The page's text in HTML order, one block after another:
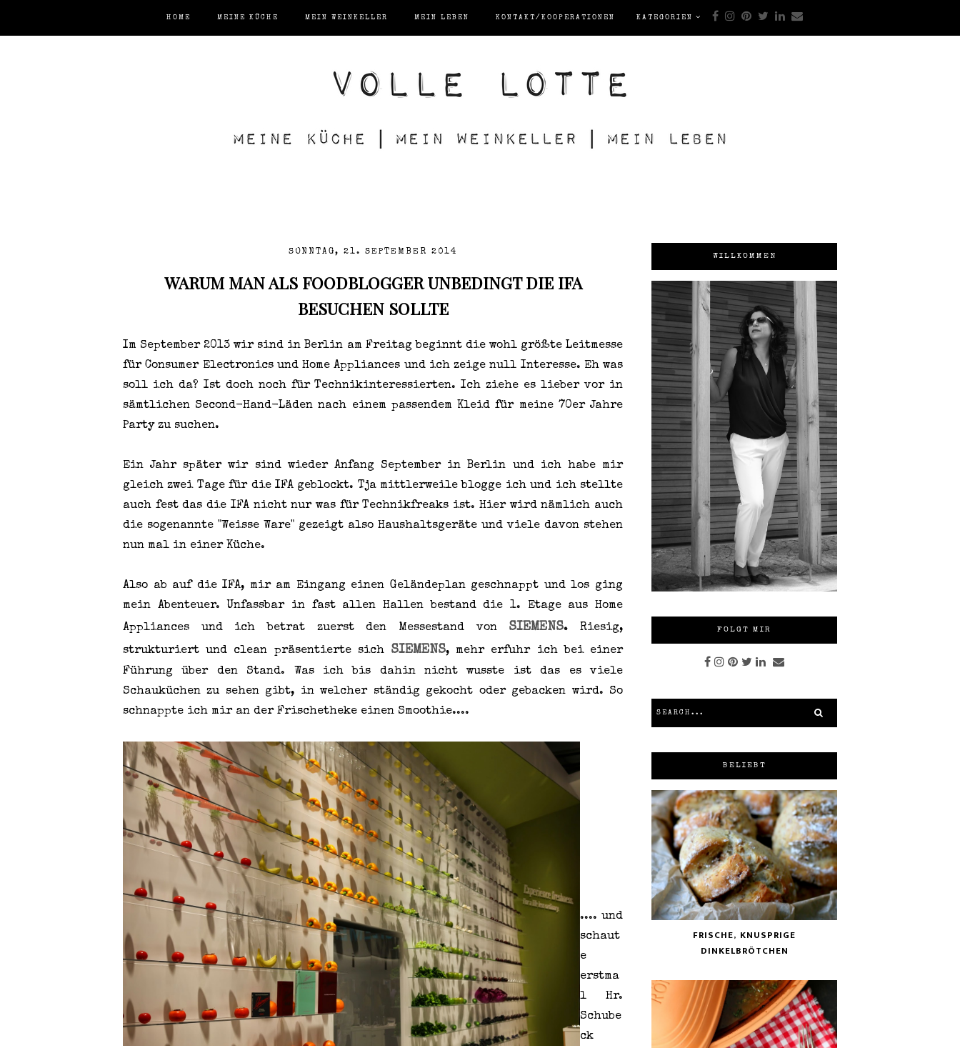
HOME MEINE KÜCHE MEIN WEINKELLER MEIN LEBEN KONTAKT/KOOPERATIONEN KATEGORIEN
SONNTAG, 21. SEPTEMBER 2014
WARUM MAN ALS FOODBLOGGER UNBEDINGT DIE IFA
BESUCHEN SOLLTE
Im September 2013 wir sind in Berlin am Freitag beginnt die wohl größte Leitmesse
für Consumer Electronics und Home Appliances und ich zeige null Interesse. Eh was
soll ich da? Ist doch noch für Technikinteressierten. Ich ziehe es lieber vor in
sämtlichen Second-Hand-Läden nach einem passendem Kleid für meine 70er Jahre
Party zu suchen.
Ein Jahr später wir sind wieder Anfang September in Berlin und ich habe mir
gleich zwei Tage für die IFA geblockt. Tja mittlerweile blogge ich und ich stellte
auch fest das die IFA nicht nur was für Technikfreaks ist. Hier wird nämlich auch
die sogenannte "Weisse Ware" gezeigt also Haushaltsgeräte und viele davon stehen
nun mal in einer Küche.
Also ab auf die IFA, mir am Eingang einen Geländeplan geschnappt und los ging
mein Abenteuer. Unfassbar in fast allen Hallen bestand die 1. Etage aus Home
Appliances und ich betrat zuerst den Messestand von SIEMENS. Riesig,
strukturiert und clean präsentierte sich SIEMENS, mehr erfuhr ich bei einer
Führung über den Stand. Was ich bis dahin nicht wusste ist das es viele
Schauküchen zu sehen gibt, in welcher ständig gekocht oder gebacken wird. So
schnappte ich mir an der Frischetheke einen Smoothie....
.... und
schaut
e
erstma
l Hr.
Schube
ck
WILLKOMMEN
FOLGT MIR
BELIEBT
FRISCHE, KNUSPRIGE
DINKELBRÖTCHEN